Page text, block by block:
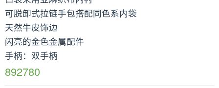
可脱卸式拉链手包搭配同色系内袋
天然牛皮饰边
闪亮的金色金属配件
手柄：双手柄
892780